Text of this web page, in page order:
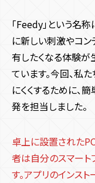
「Feedy」という名
に新しい刺激やコ
有したくなる体験
ています。今回、私
にくくするために、
発を担当しました。
卓上に設置された
者は自分のスマート
す。アプリのインス